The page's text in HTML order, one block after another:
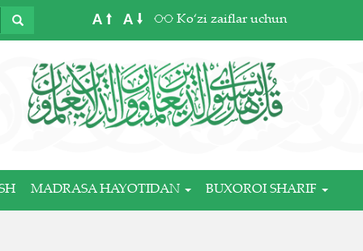
A A Ko‘zi zaiflar uchun
MADRASA HAYOTIDAN BUXOROI SHARIF